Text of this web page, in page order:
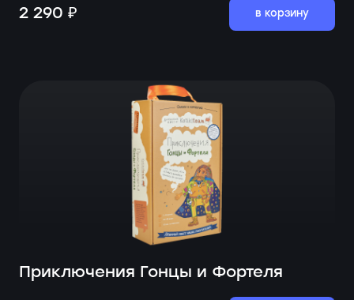
2 290 ₽
в корзину
Приключения Гонцы и Фортеля